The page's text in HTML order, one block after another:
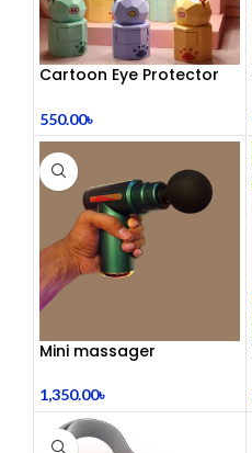
Cartoon Eye Protector
550.00৳
Mini massager
1,350.00৳